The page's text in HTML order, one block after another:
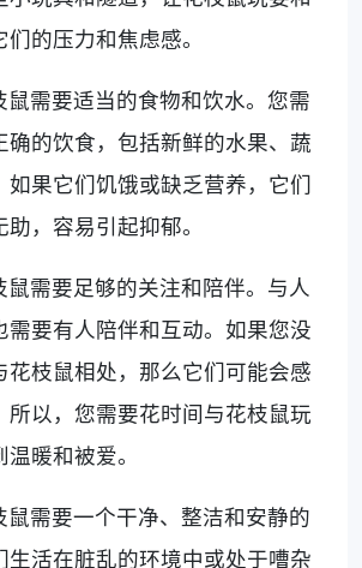
的压力和焦虑感。
鼠需要适当的食物和饮水。您需
确的饮食，包括新鲜的水果、蔬
如果它们饥饿或缺乏营养，它们
，容易引起抑郁。
鼠需要足够的关注和陪伴。与人
需要有人陪伴和互动。如果您没
花枝鼠相处，那么它们可能会感
所以，您需要花时间与花枝鼠玩
暖和被爱。
鼠需要一个干净、整洁和安静的
生活在脏乱的环境中或处于嘈杂